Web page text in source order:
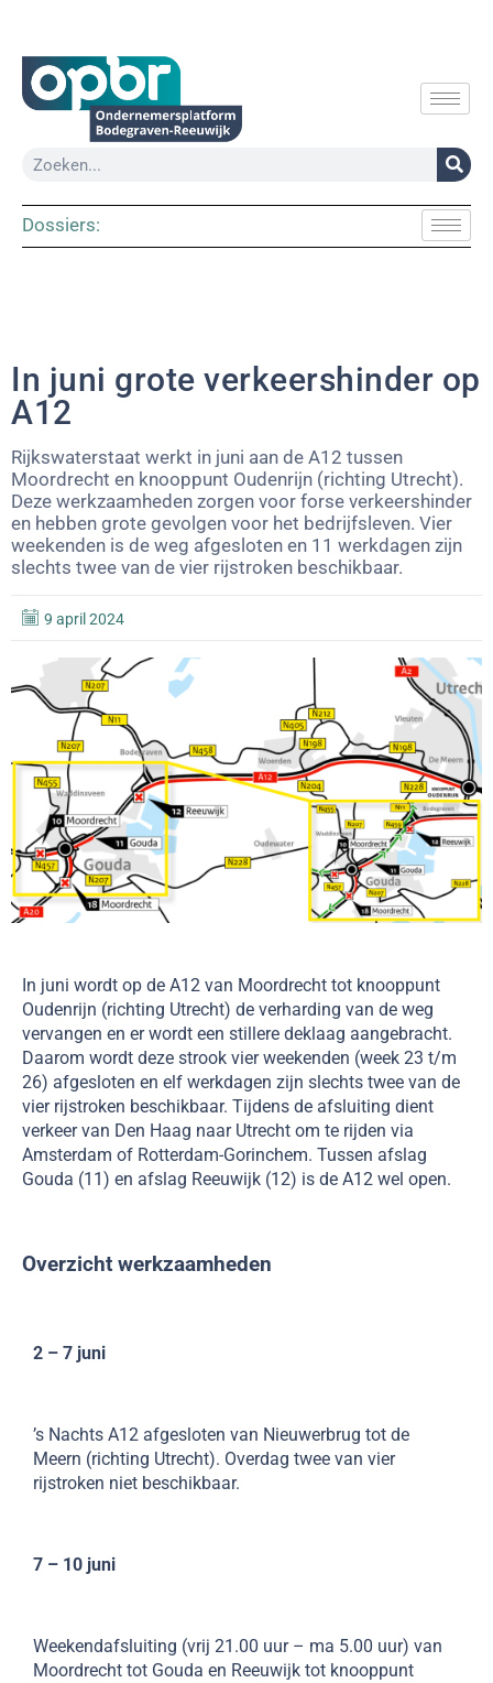
Dossiers:
In juni grote verkeershinder op
A12
Rijkswaterstaat werkt in juni aan de A12 tussen
Moordrecht en knooppunt Oudenrijn (richting Utrecht).
Deze werkzaamheden zorgen voor forse verkeershinder
en hebben grote gevolgen voor het bedrijfsleven. Vier
weekenden is de weg afgesloten en 11 werkdagen zijn
slechts twee van de vier rijstroken beschikbaar.
9 april 2024
In juni wordt op de A12 van Moordrecht tot knooppunt
Oudenrijn (richting Utrecht) de verharding van de weg
vervangen en er wordt een stillere deklaag aangebracht.
Daarom wordt deze strook vier weekenden (week 23 t/m
26) afgesloten en elf werkdagen zijn slechts twee van de
vier rijstroken beschikbaar. Tijdens de afsluiting dient
verkeer van Den Haag naar Utrecht om te rijden via
Amsterdam of Rotterdam-Gorinchem. Tussen afslag
Gouda (11) en afslag Reeuwijk (12) is de A12 wel open.
Overzicht werkzaamheden
2 – 7 juni
’s Nachts A12 afgesloten van Nieuwerbrug tot de
Meern (richting Utrecht). Overdag twee van vier
rijstroken niet beschikbaar.
7 – 10 juni
Weekendafsluiting (vrij 21.00 uur – ma 5.00 uur) van
Moordrecht tot Gouda en Reeuwijk tot knooppunt